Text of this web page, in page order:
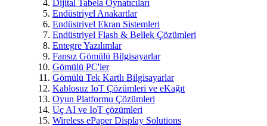
Dijital Tabela Oynatıcıları
Endüstriyel Anakartlar
Endüstriyel Ekran Sistemleri
Endüstriyel Flash & Bellek Çözümleri
Entegre Yazılımlar
Fansız Gömülü Bilgisayarlar
Gömülü PC'ler
Gömülü Tek Kartlı Bilgisayarlar
Kablosuz IoT Çözümleri ve eKağıt
Oyun Platformu Çözümleri
Uç AI ve IoT çözümleri
Wireless ePaper Display Solutions